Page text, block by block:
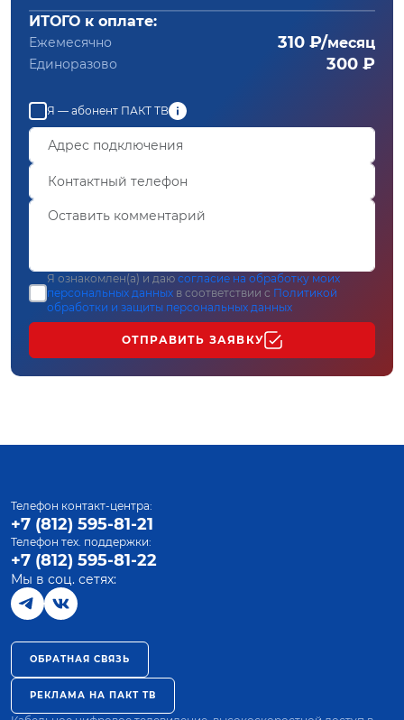
ИТОГО к оплате:
Ежемесячно 310 ₽/месяц
Единоразово 300 ₽
Я — абонент ПАКТ ТВ
Я ознакомлен(а) и даю согласие на обработку моих
персональных данных в соответствии с Политикой
обработки и защиты персональных данных
ОТПРАВИТЬ ЗАЯВКУ
Телефон контакт-центра:
+7 (812) 595-81-21
Телефон тех. поддержки:
+7 (812) 595-81-22
Мы в соц. сетях:
ОБРАТНАЯ СВЯЗЬ
РЕКЛАМА НА ПАКТ ТВ